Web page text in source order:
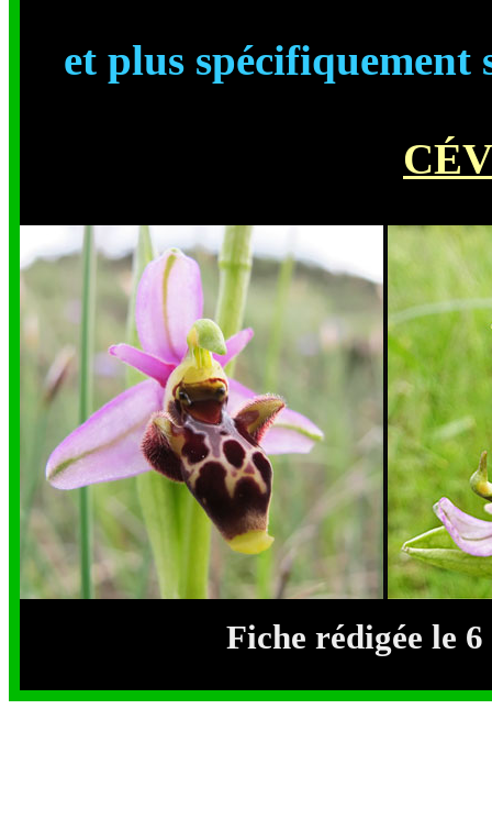
et plus spécifiquement
Fiche rédigée le